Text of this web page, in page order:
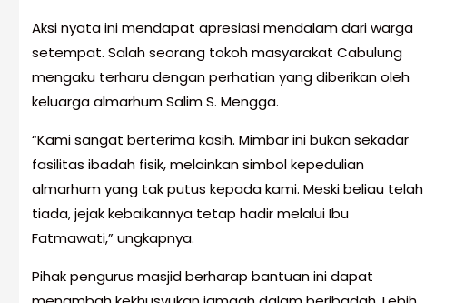
Aksi nyata ini mendapat apresiasi mendalam dari warga
setempat. Salah seorang tokoh masyarakat Cabulung
mengaku terharu dengan perhatian yang diberikan oleh
keluarga almarhum Salim S. Mengga.
“Kami sangat berterima kasih. Mimbar ini bukan sekadar
fasilitas ibadah fisik, melainkan simbol kepedulian
almarhum yang tak putus kepada kami. Meski beliau telah
tiada, jejak kebaikannya tetap hadir melalui Ibu
Fatmawati,” ungkapnya.
Pihak pengurus masjid berharap bantuan ini dapat